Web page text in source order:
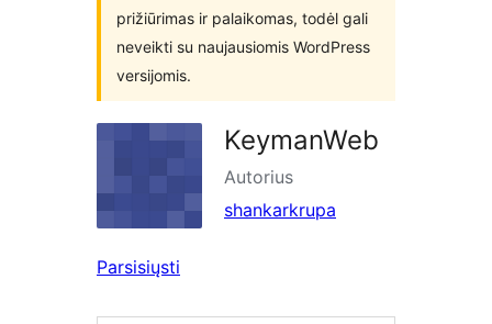
prižiūrimas ir palaikomas, todėl gali
neveikti su naujausiomis WordPress
versijomis.
KeymanWeb
Autorius
shankarkrupa
Parsisiųsti